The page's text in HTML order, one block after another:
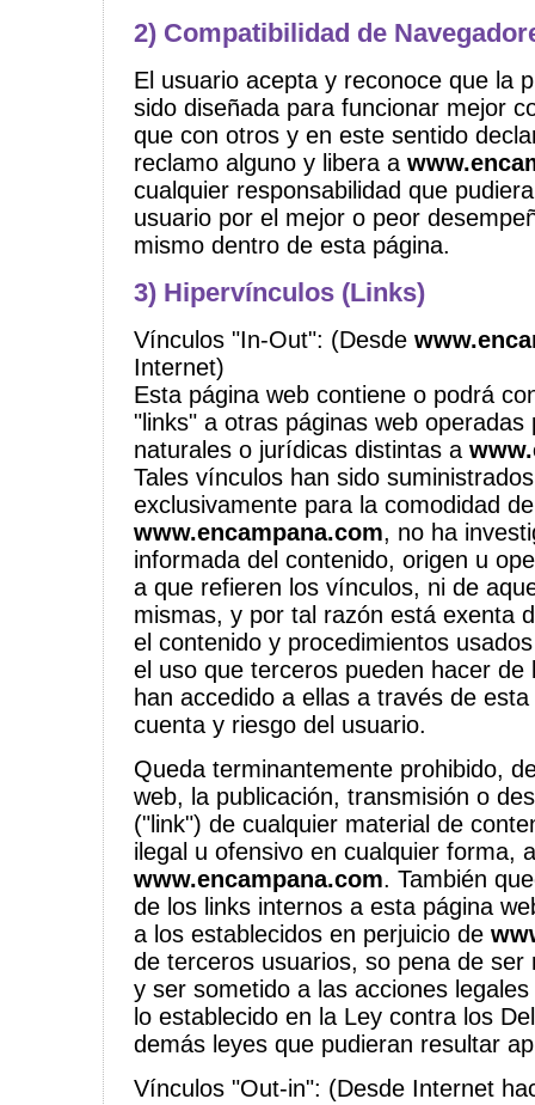
2) Compatibilidad de
El usuario acepta y reconoce que la
sido diseñada para funcionar mejor
que con otros y en este sentido
reclamo alguno y libera a
cualquier responsabilidad que
usuario por el mejor o peor
mismo dentro de esta página.
3) Hipervínculos (Links)
Vínculos "In-Out": (Desde
Internet)
Esta página web contiene o podrá
"links" a otras páginas web operadas
naturales o jurídicas distintas a
Tales vínculos han sido
exclusivamente para la comodidad
www.encampana.com, no ha
informada del contenido, origen u
a que refieren los vínculos, ni de
mismas, y por tal razón está exenta
el contenido y procedimientos
el uso que terceros pueden hacer de
han accedido a ellas a través de
cuenta y riesgo del usuario.
Queda terminantemente prohibido,
web, la publicación, transmisión o
("link") de cualquier material de
ilegal u ofensivo en cualquier forma,
www.encampana.com. También
de los links internos a esta página
a los establecidos en perjuicio de
de terceros usuarios, so pena de ser
y ser sometido a las acciones
lo establecido en la Ley contra los
demás leyes que pudieran resultar
Vínculos "Out-in": (Desde Internet